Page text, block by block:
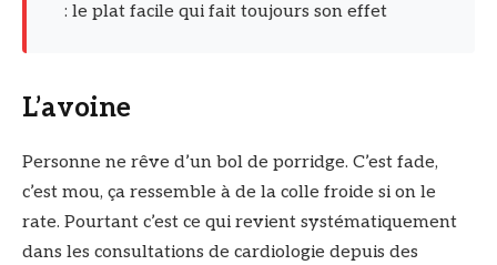
: le plat facile qui fait toujours son effet
L’avoine
Personne ne rêve d’un bol de porridge. C’est fade,
c’est mou, ça ressemble à de la colle froide si on le
rate. Pourtant c’est ce qui revient systématiquement
dans les consultations de cardiologie depuis des